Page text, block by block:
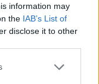
information may
the IAB’s List of
disclose it to other